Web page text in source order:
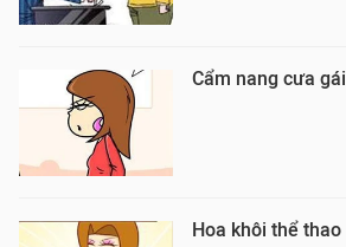
Cẩm nang cưa gái
Hoa khôi thể thao